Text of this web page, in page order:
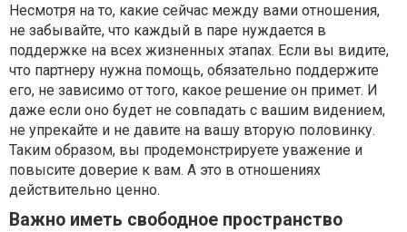
Несмотря на то, какие сейчас между вами отношения,
не забывайте, что каждый в паре нуждается в
поддержке на всех жизненных этапах. Если вы видите,
что партнеру нужна помощь, обязательно поддержите
его, не зависимо от того, какое решение он примет. И
даже если оно будет не совпадать с вашим видением,
не упрекайте и не давите на вашу вторую половинку.
Таким образом, вы продемонстрируете уважение и
повысите доверие к вам. А это в отношениях
действительно ценно.
Важно иметь свободное пространство